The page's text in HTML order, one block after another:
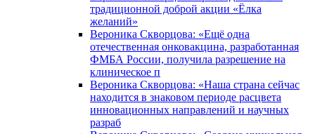
традиционной доброй акции «Ёлка
желаний»
Вероника Скворцова: «Ещё одна
отечественная онковакцина, разработанная
ФМБА России, получила разрешение на
клиническое п
Вероника Скворцова: «Наша страна сейчас
находится в знаковом периоде расцвета
инновационных направлений и научных
разраб